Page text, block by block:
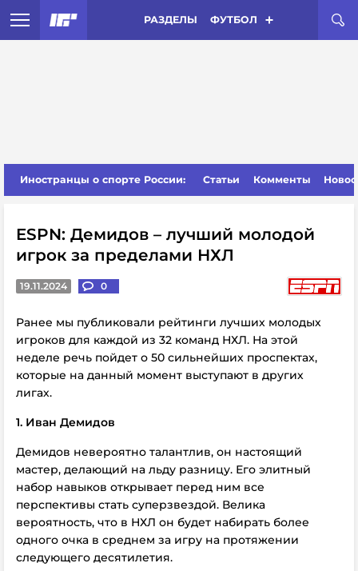
РАЗДЕЛЫ ФУТБОЛ
Иностранцы о спорте России: Статьи Комменты
ESPN: Демидов – лучший молодой
игрок за пределами НХЛ
19.11.2024 0
Ранее мы публиковали рейтинги лучших молодых
игроков для каждой из 32 команд НХЛ. На этой
неделе речь пойдет о 50 сильнейших проспектах,
которые на данный момент выступают в других
лигах.
1. Иван Демидов
Демидов невероятно талантлив, он настоящий
мастер, делающий на льду разницу. Его элитный
набор навыков открывает перед ним все
перспективы стать суперзвездой. Велика
вероятность, что в НХЛ он будет набирать более
одного очка в среднем за игру на протяжении
следующего десятилетия.